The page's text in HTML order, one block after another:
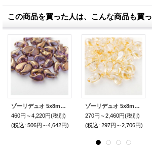
この商品を買った人は、こんな商品も買
ゾーリデュオ 5x8mm クリスタルゴールド（30/300個）【右】【左】
460円～4,220円(税別)
(税込: 506円～4,642円)
ゾーリデュオ 5x8mm クリスタルシャンパンラスター（30個/300個）【右】【左】
270円～2,460円(税別)
(税込: 297円～2,706円)